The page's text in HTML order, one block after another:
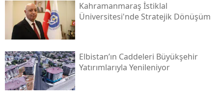
Kahramanmaraş İstiklal
Üniversitesi'nde Stratejik Dönüşüm
Elbistan’ın Caddeleri Büyükşehir
Yatırımlarıyla Yenileniyor